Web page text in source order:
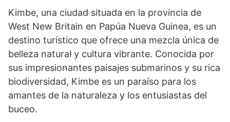
Kimbe, una ciudad situada en la provincia de
West New Britain en Papúa Nueva Guinea, es un
destino turístico que ofrece una mezcla única de
belleza natural y cultura vibrante. Conocida por
sus impresionantes paisajes submarinos y su rica
biodiversidad, Kimbe es un paraíso para los
amantes de la naturaleza y los entusiastas del
buceo.